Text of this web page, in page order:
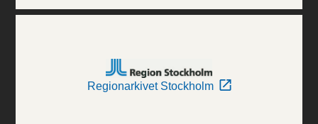
Regionarkivet Stockholm